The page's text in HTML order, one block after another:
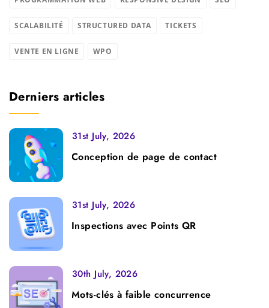
SCALABILITÉ STRUCTURED DATA TICKETS
VENTE EN LIGNE WPO
Derniers articles
31st July, 2026
Conception de page de contact
31st July, 2026
Inspections avec Points QR
30th July, 2026
Mots-clés à faible concurrence